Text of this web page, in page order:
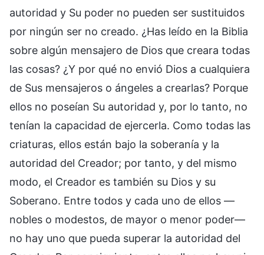
autoridad y Su poder no pueden ser sustituidos
por ningún ser no creado. ¿Has leído en la Biblia
sobre algún mensajero de Dios que creara todas
las cosas? ¿Y por qué no envió Dios a cualquiera
de Sus mensajeros o ángeles a crearlas? Porque
ellos no poseían Su autoridad y, por lo tanto, no
tenían la capacidad de ejercerla. Como todas las
criaturas, ellos están bajo la soberanía y la
autoridad del Creador; por tanto, y del mismo
modo, el Creador es también su Dios y su
Soberano. Entre todos y cada uno de ellos —
nobles o modestos, de mayor o menor poder—
no hay uno que pueda superar la autoridad del